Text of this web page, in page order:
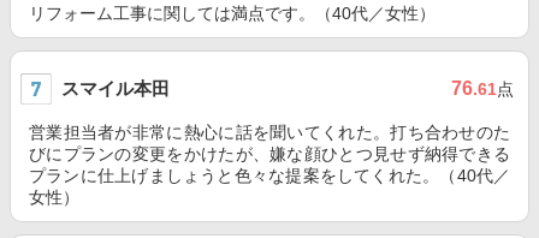
リフォーム工事に関しては満点です。（40代／女性）
スマイル本田 76.61点
営業担当者が非常に熱心に話を聞いてくれた。打ち合わせのた
びにプランの変更をかけたが、嫌な顔ひとつ見せず納得できる
プランに仕上げましょうと色々な提案をしてくれた。（40代／
女性）